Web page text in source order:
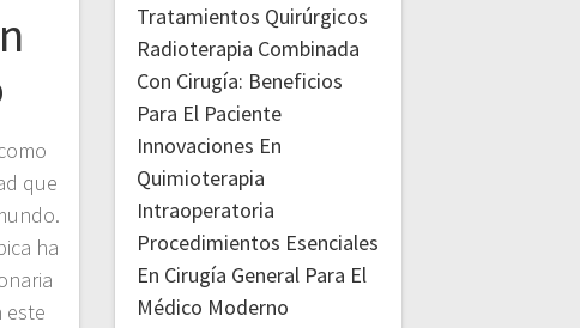
que
ha
este
Tratamientos Quirúrgicos
Radioterapia Combinada
Con Cirugía: Beneficios
Para El Paciente
Innovaciones En
Quimioterapia
Intraoperatoria
Procedimientos Esenciales
En Cirugía General Para El
Médico Moderno